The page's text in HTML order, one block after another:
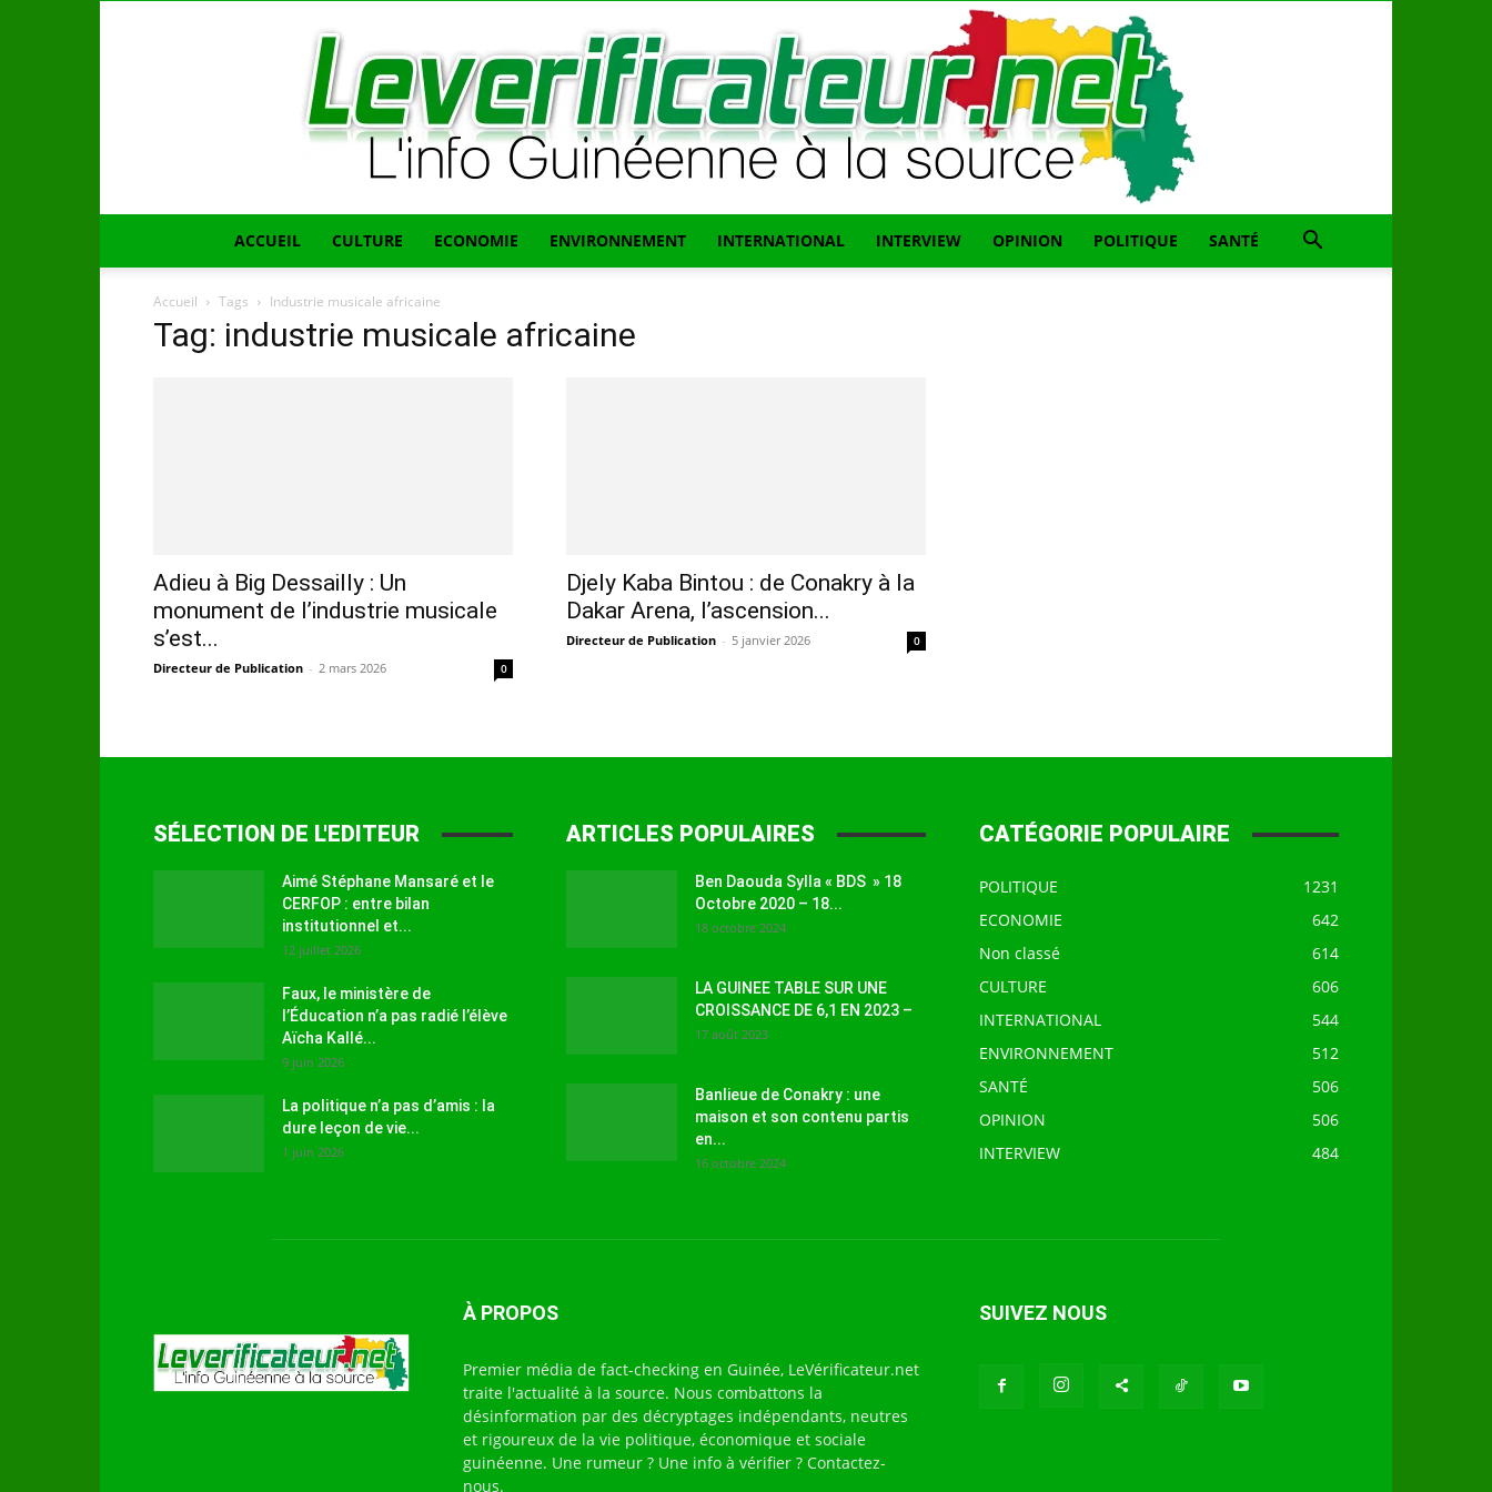
ACCUEIL CULTURE ECONOMIE ENVIRONNEMENT INTERNATIONAL INTERVIEW OPINION POLITIQUE SANTÉ
Accueil Tags Industrie musicale africaine
Tag: industrie musicale africaine
Adieu à Big Dessailly : Un
monument de l’industrie musicale
s’est...
Directeur de Publication - 2 mars 2026 0
Djely Kaba Bintou : de Conakry à la
Dakar Arena, l’ascension...
Directeur de Publication - 5 janvier 2026 0
SÉLECTION DE L'EDITEUR
Aimé Stéphane Mansaré et le
CERFOP : entre bilan
institutionnel et...
12 juillet 2026
Faux, le ministère de
l’Éducation n’a pas radié l’élève
Aïcha Kallé...
9 juin 2026
La politique n’a pas d’amis : la
dure leçon de vie...
1 juin 2026
ARTICLES POPULAIRES
Ben Daouda Sylla « BDS » 18
Octobre 2020 – 18...
18 octobre 2024
LA GUINEE TABLE SUR UNE
CROISSANCE DE 6,1 EN 2023 –
17 août 2023
Banlieue de Conakry : une
maison et son contenu partis
en...
16 octobre 2024
CATÉGORIE POPULAIRE
POLITIQUE
1231
ECONOMIE
642
Non classé
614
CULTURE
606
INTERNATIONAL
544
ENVIRONNEMENT
512
SANTÉ
506
OPINION
506
INTERVIEW
484
À PROPOS
Premier média de fact-checking en Guinée, LeVérificateur.net
traite l'actualité à la source. Nous combattons la
désinformation par des décryptages indépendants, neutres
et rigoureux de la vie politique, économique et sociale
guinéenne. Une rumeur ? Une info à vérifier ? Contactez-
nous.
SUIVEZ NOUS